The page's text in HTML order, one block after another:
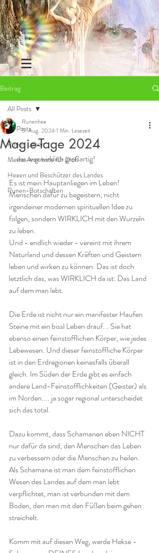
Beitrag
All Posts
Runen Leben
Meine Angebote für Dich
Hexen und Beschützer des Landes
Runen-Botschaften
All Posts
Magie-Tage 2024
Runenhex
5. Aug. 20241 Min. Lesezeit
... das war wirklich großartig!
Es ist mein Hauptanliegen im Leben!
Menschen dafür zu begeistern, nicht
irgendeiner modernen spirituellen Idee zu
folgen, sondern WIRKLICH mit den Wurzeln
zu leben.
Und - endlich wieder - vereint mit ihrem
Naturland und dessen Kräften und Geistern
leben und wirken zu können. Das ist doch
letztlich das, was WIRKLICH da ist: Das Land
auf dem man lebt.
Die Erde ist nicht nur ein manifester Haufen
Steine mit ein bissl Leben drauf... Sie hat
ebenso einen feinstofflichen Körper, wie jedes
Lebewesen. Und dieser feinstoffliche Körper
ist in den Erdregionen keinesfalls überall
gleich. Im Süden der Erde gibt es einfach
andere Land-Feinstofflichkeiten (Geister) als
im Norden.... ja sogar regional unterscheidet
sich das total.
Dazu kommt, dass Schamanen eben NICHT
nur dafür da sind, den Menschen das Leben
zu verbessern oder die Menschen zu heilen.
Als Schamane ist man dem feinstofflichen
Wesen des Landes auf dem man lebt
verpflichtet, man ist verbunden mit dem
Boden, den man mit den Füßen beim gehen
streichelt.
Komm mit auf diesen Weg, werde Hekse -